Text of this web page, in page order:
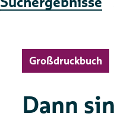
Großdruckbuch
Dann